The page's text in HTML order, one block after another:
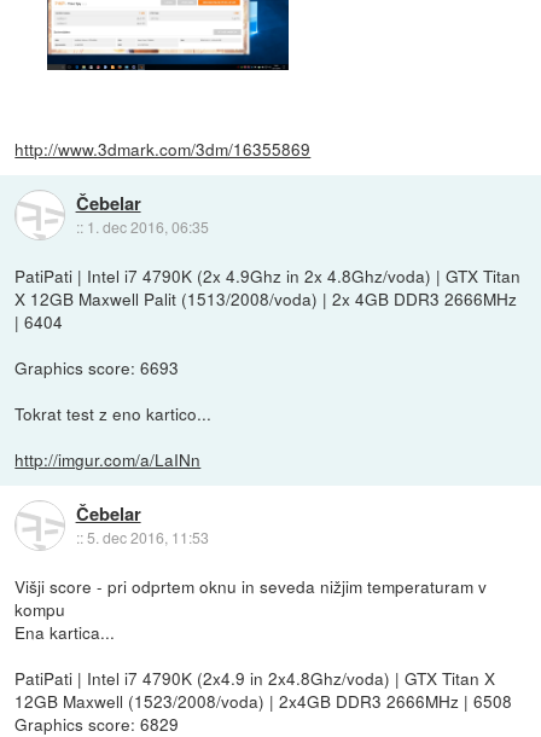
http://www.3dmark.com/3dm/16355869
Čebelar
:: 1. dec 2016, 06:35
PatiPati | Intel i7 4790K (2x 4.9Ghz in 2x 4.8Ghz/voda) | GTX Titan
X 12GB Maxwell Palit (1513/2008/voda) | 2x 4GB DDR3 2666MHz
| 6404
Graphics score: 6693
Tokrat test z eno kartico...
http://imgur.com/a/LaINn
Čebelar
::5. dec 2016, 11:53
Višji score - pri odprtem oknu in seveda nižjim temperaturam v
kompu
Ena kartica...
PatiPati | Intel i7 4790K (2x4.9 in 2x4.8Ghz/voda) | GTX Titan X
12GB Maxwell (1523/2008/voda) | 2x4GB DDR3 2666MHz | 6508
Graphics score: 6829